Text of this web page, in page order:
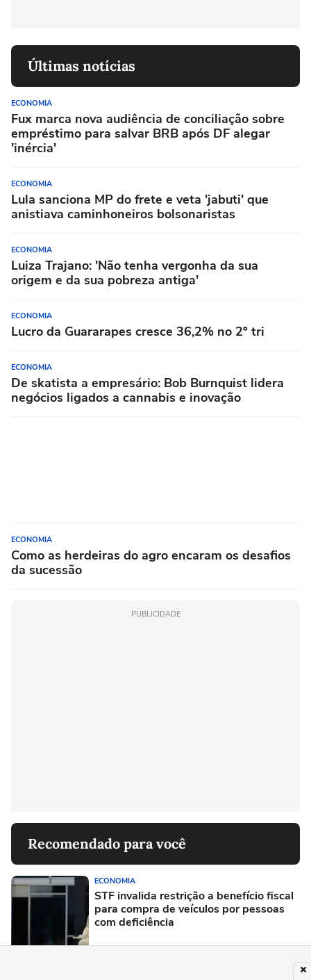
Últimas notícias
ECONOMIA
Fux marca nova audiência de conciliação sobre
empréstimo para salvar BRB após DF alegar
'inércia'
ECONOMIA
Lula sanciona MP do frete e veta 'jabuti' que
anistiava caminhoneiros bolsonaristas
ECONOMIA
Luiza Trajano: 'Não tenha vergonha da sua
origem e da sua pobreza antiga'
ECONOMIA
Lucro da Guararapes cresce 36,2% no 2º tri
ECONOMIA
De skatista a empresário: Bob Burnquist lidera
negócios ligados a cannabis e inovação
ECONOMIA
Como as herdeiras do agro encaram os desafios
da sucessão
PUBLICIDADE
Recomendado para você
ECONOMIA
STF invalida restrição a benefício fiscal
para compra de veículos por pessoas
com deficiência